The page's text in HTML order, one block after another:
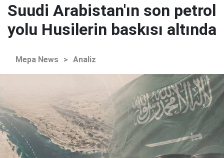
Suudi Arabistan'ın son petrol
yolu Husilerin baskısı altında
Mepa News > Analiz